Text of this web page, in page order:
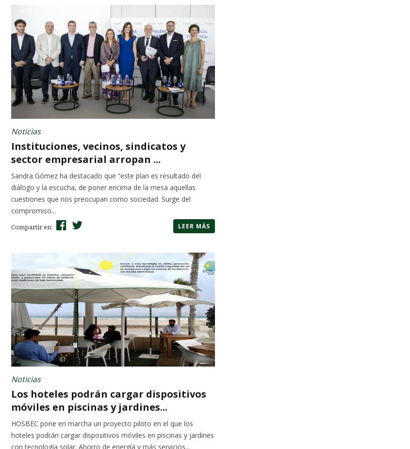
Noticias
Instituciones, vecinos, sindicatos y
sector empresarial arropan ...
Sandra Gómez ha destacado que “este plan es resultado del
diálogo y la escucha, de poner encima de la mesa aquellas
cuestiones que nos preocupan como sociedad. Surge del
compromiso...
Compartir en: LEER MÁS
Noticias
Los hoteles podrán cargar dispositivos
móviles en piscinas y jardines...
HOSBEC pone en marcha un proyecto piloto en el que los
hoteles podrán cargar dispositivos móviles en piscinas y jardines
con tecnología solar. Ahorro de energía y más servicios...